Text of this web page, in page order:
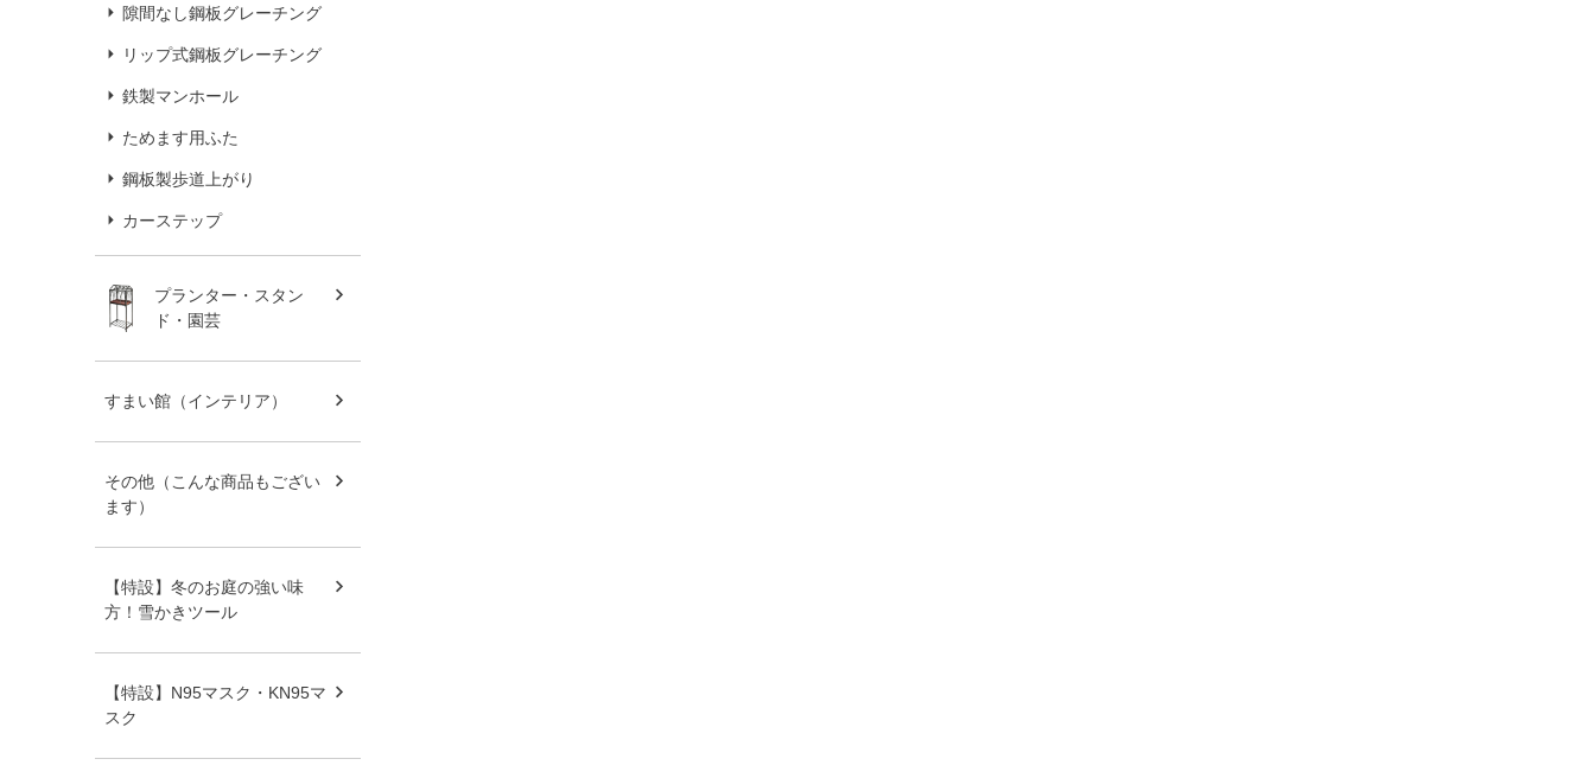
隙間なし鋼板グレーチング
リップ式鋼板グレーチング
鉄製マンホール
ためます用ふた
鋼板製歩道上がり
カーステップ
プランター・スタン
ド・園芸
すまい館（インテリア）
その他（こんな商品もござい
ます）
【特設】冬のお庭の強い味
方！雪かきツール
【特設】N95マスク・KN95マ
スク